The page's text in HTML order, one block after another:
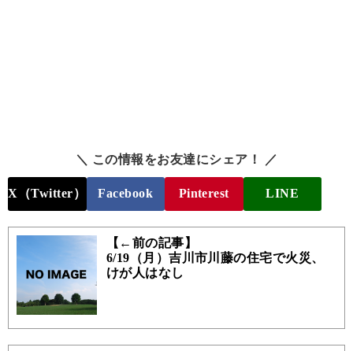
＼ この情報をお友達にシェア！ ／
X（Twitter） Facebook Pinterest LINE
【←前の記事】
6/19（月）吉川市川藤の住宅で火災、
けが人はなし